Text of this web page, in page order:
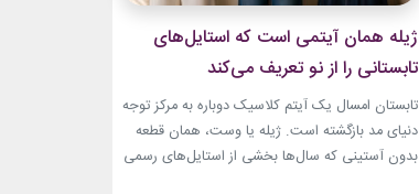
ژیله همان آیتمی است که استایل‌های
تابستانی را از نو تعریف می‌کند
تابستان امسال یک آیتم کلاسیک دوباره به مرکز توجه
دنیای مد بازگشته است. ژیله یا وست، همان قطعه
بدون آستینی که سال‌ها بخشی از استایل‌های رسمی